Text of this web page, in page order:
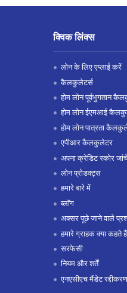
क्विक लिंक्स
लोन के लिए एप्लाई करें
कैलकुलेटर्स
होम लोन पूर्वभुगतान
होम लोन ईएमआई
होम लोन पात्रता
एपीआर कैलकुलेटर
अपना क्रेडिट स्कोर
लोन प्रोडक्ट्स
हमारे बारे में
ब्लॉग
अक्सर पूछे जाने वाले
हमारे ग्राहक क्या कहते हैं
सरफेसी
नियम और शर्तें
एनएसीएच मैंडेट रद्दीकरण